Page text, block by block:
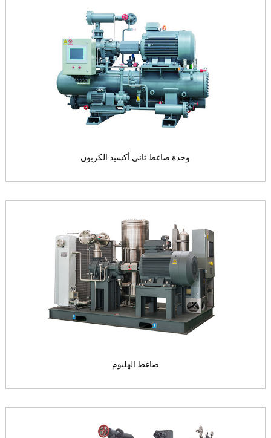
المبردات: NH3/CO2 الشروط الاسم...
View the product 
وحدة ضاغط ثاني أكسيد الكربون
التبريد الجودة: CO2
View the product 
ضاغط الهليوم